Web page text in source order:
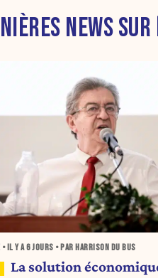
NEWS SUR
• IL Y A6 JOURS • PAR HARRISON DU BUS
La solution